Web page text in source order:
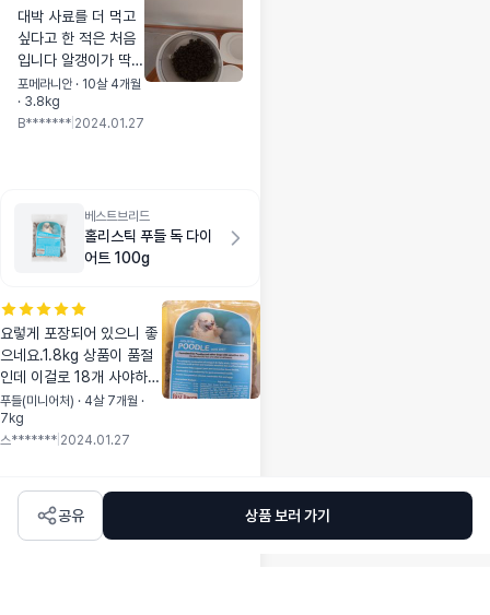
대박 사료를 더 먹고
싶다고 한 적은 처음
입니다 알갱이가 딱딱
해서 반으로 잘라서
좀 불렸다가줍니다.
딱딱해서 이빨이 걱정
포메라니안 · 10살 4개월
· 3.8kg
B******* 2024.01.27
베스트브리드
홀리스틱 푸들 독 다이
어트 100g
요렇게 포장되어 있으니 좋
으네요.1.8kg 상품이 품절
인데 이걸로 18개 사야하나
고민중이네요~ㅎㅎ
푸들(미니어처) · 4살 7개월 ·
7kg
스******* 2024.01.27
공유 상품 보러 가기